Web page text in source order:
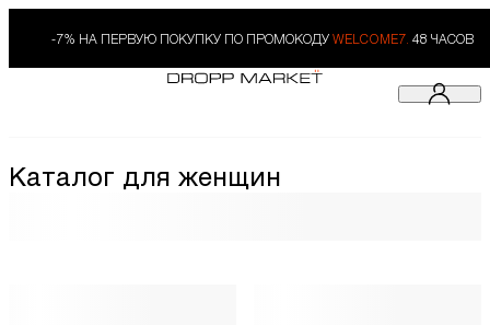
-7% НА ПЕРВУЮ ПОКУПКУ ПО ПРОМОКОДУ WELCOME7. 48 ЧАСОВ
Каталог для женщин